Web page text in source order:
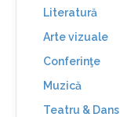
Literatură
Arte vizuale
Conferinţe
Muzică
Teatru & Dans